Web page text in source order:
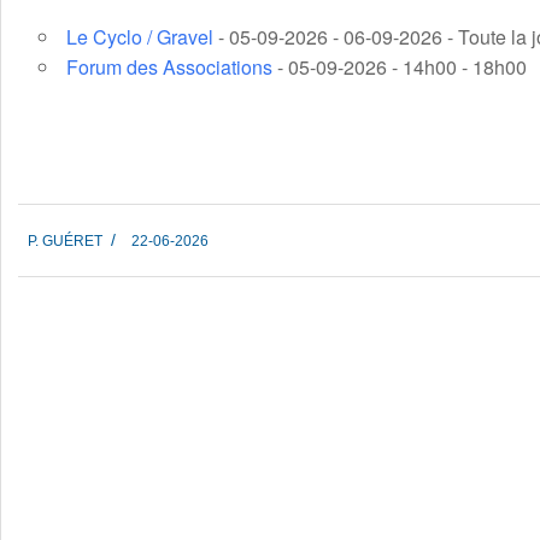
Le Cyclo / Gravel - 05-09-2026 - 06-09-2026 - Toute la
Forum des Associations- 05-09-2026 - 14h00 - 18h00
06-
22
P. GUÉRET 22-06-2026